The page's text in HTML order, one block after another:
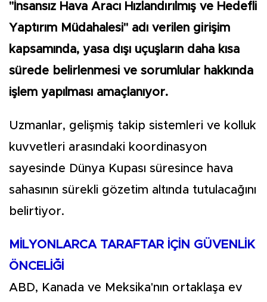
"İnsansız Hava Aracı Hızlandırılmış ve Hedefli
Yaptırım Müdahalesi" adı verilen girişim
kapsamında, yasa dışı uçuşların daha kısa
sürede belirlenmesi ve sorumlular hakkında
işlem yapılması amaçlanıyor.
Uzmanlar, gelişmiş takip sistemleri ve kolluk
kuvvetleri arasındaki koordinasyon
sayesinde Dünya Kupası süresince hava
sahasının sürekli gözetim altında tutulacağını
belirtiyor.
MİLYONLARCA TARAFTAR İÇİN GÜVENLİK
ÖNCELİĞİ
ABD, Kanada ve Meksika'nın ortaklaşa ev